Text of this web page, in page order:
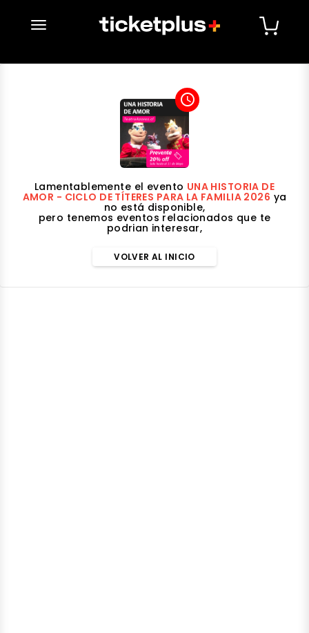
desplegar navegación
access_time
Lamentablemente el evento UNA HISTORIA DE
AMOR - CICLO DE TÍTERES PARA LA FAMILIA 2026 ya
no está disponible,
pero tenemos eventos relacionados que te
podrian interesar,
VOLVER AL INICIO